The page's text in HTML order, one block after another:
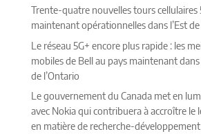
Trente-quatre nouvelles tours cellulaires
maintenant opérationnelles dans l’Est de
Le réseau 5G+ encore plus rapide : les
mobiles de Bell au pays maintenant
de l’Ontario
Le gouvernement du Canada met en
avec Nokia qui contribuera à accroître le
en matière de recherche-développement